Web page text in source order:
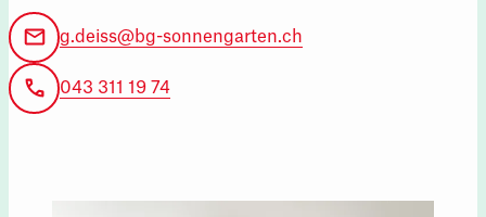
g.deiss@bg-sonnengarten.ch
043 311 19 74